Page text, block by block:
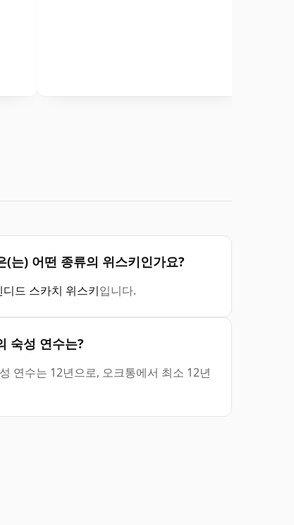
) 어떤 종류의 위스키인가요?
디드 스카치 위스키입니다.
숙성 연수는?
연수는 12년으로, 오크통에서 최소 12년